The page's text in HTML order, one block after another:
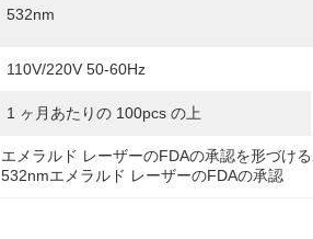
532nm
110V/220V 50-60Hz
1 ヶ月あたりの 100pcs の上
エメラルド レーザーのFDAの承認を形づける
532nmエメラルド レーザーのFDAの承認